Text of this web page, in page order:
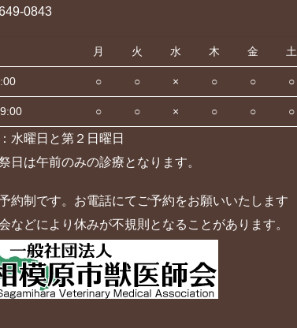
0843
月 火 水 木 金 土
○ ○ × ○ ○ ○
○ ○ × ○ ○ ○
水曜日と第２日曜日
日は午前のみの診療となります。
約制です。お電話にてご予約をお願いいたします
などにより休みが不規則となることがあります。